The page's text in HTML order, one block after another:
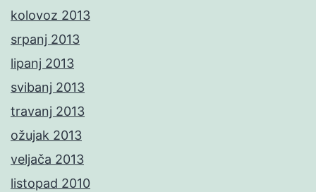
kolovoz 2013
srpanj 2013
lipanj 2013
svibanj 2013
travanj 2013
ožujak 2013
veljača 2013
listopad 2010